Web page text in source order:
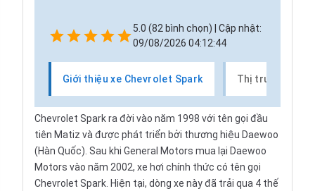
5.0 (82 bình chọn) | Cập nhật:
09/08/2026 04:12:44
Giới thiệu xe Chevrolet Spark Thị trường xe
Chevrolet Spark ra đời vào năm 1998 với tên gọi đầu
tiên Matiz và được phát triển bởi thương hiệu Daewoo
(Hàn Quốc). Sau khi General Motors mua lại Daewoo
Motors vào năm 2002, xe hơi chính thức có tên gọi
Chevrolet Spark. Hiện tại, dòng xe này đã trải qua 4 thế